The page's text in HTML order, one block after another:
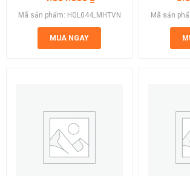
Mã sản phẩm: HGL044_MHTVN
MUA NGAY
Mã sản